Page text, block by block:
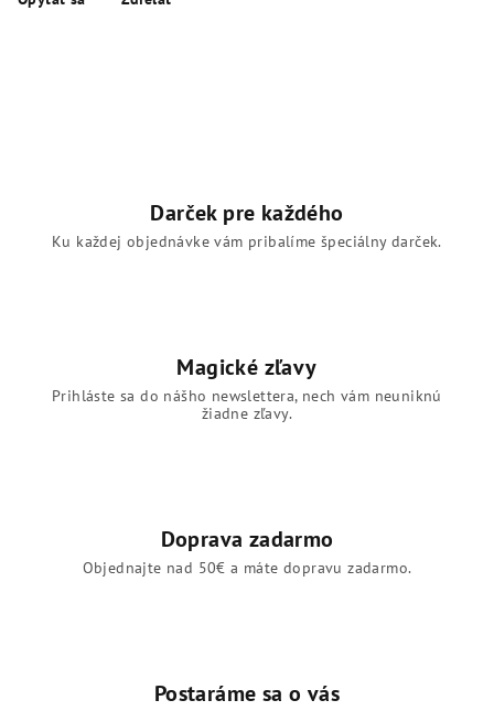
Darček pre každého
Ku každej objednávke vám pribalíme špeciálny darček.
Magické zľavy
Prihláste sa do nášho newslettera, nech vám neuniknú
žiadne zľavy.
Doprava zadarmo
Objednajte nad 50€ a máte dopravu zadarmo.
Postaráme sa o vás